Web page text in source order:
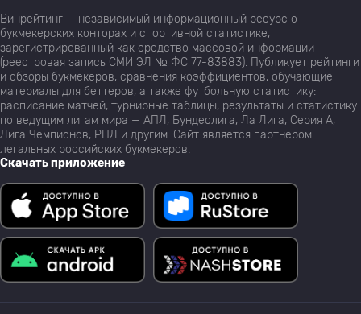
Винрейтинг — независимый информационный ресурс о
букмекерских конторах и спортивной статистике,
зарегистрированный как средство массовой информации
(реестровая запись СМИ ЭЛ № ФС 77-83883). Публикует рейтинги
и обзоры букмекеров, сравнения коэффициентов, обучающие
материалы для беттеров, а также футбольную статистику:
расписание матчей, турнирные таблицы, результаты и статистику
по ведущим лигам мира — АПЛ, Бундеслига, Ла Лига, Серия А,
Лига Чемпионов, РПЛ и другим. Сайт является партнёром
легальных российских букмекеров.
Скачать приложение